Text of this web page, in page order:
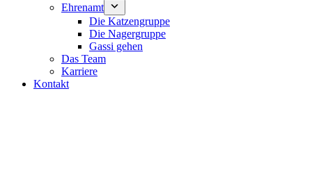
Ehrenamt
Die Katzengruppe
Die Nagergruppe
Gassi gehen
Das Team
Karriere
Kontakt